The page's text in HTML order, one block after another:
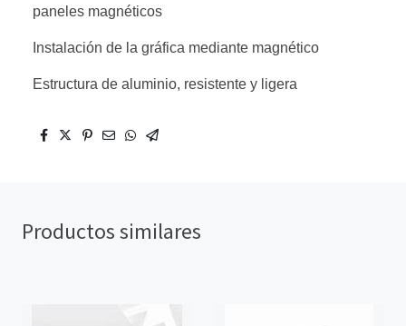
paneles magnéticos
Instalación de la gráfica mediante magnético
Estructura de aluminio, resistente y ligera
Productos similares